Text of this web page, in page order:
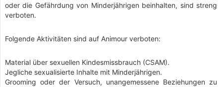
oder die Gefährdung von Minderjährigen beinhalten, sind streng
verboten.
Folgende Aktivitäten sind auf Animour verboten:
Material über sexuellen Kindesmissbrauch (CSAM).
Jegliche sexualisierte Inhalte mit Minderjährigen.
Grooming oder der Versuch, unangemessene Beziehungen zu